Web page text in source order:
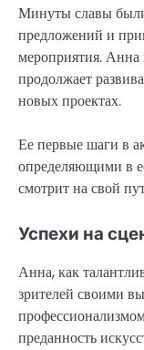
Минуты славы
предложений и
мероприятия. Анна
продолжает
новых проектах.
Ее первые шаги в
определяющими в
смотрит на свой
Успехи на
Анна, как
зрителей своими
преданность